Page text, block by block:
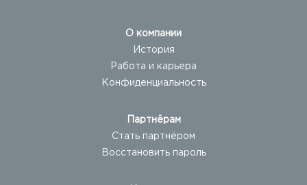
О компании
История
Работа и карьера
Конфиденциальность
Партнёрам
Стать партнёром
Восстановить пароль